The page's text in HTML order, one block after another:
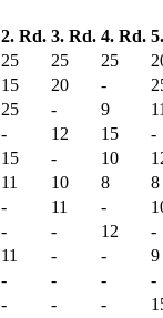
2. Rd. 3. Rd. 4. Rd.
25 25 25
15 20 -
25 - 9 11
- 12 15 -
15 - 10
11 10 8 8
- 11 -
- - 12 -
11 - - 9
- - - -
- - -